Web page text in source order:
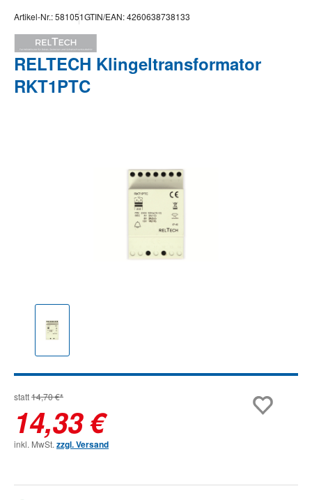
Artikel-Nr.:581051GTIN/EAN:4260638738133
RELTECH Klingeltransformator
RKT1PTC
statt14,70 €*
14,33 €
inkl. MwSt. zzgl. Versand